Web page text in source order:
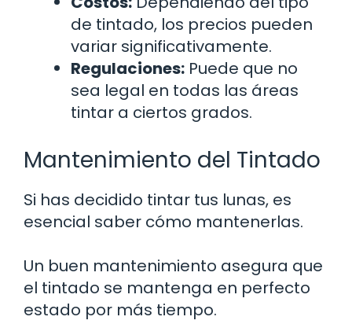
de tintado, los precios pueden
variar significativamente.
Regulaciones: Puede que no
sea legal en todas las áreas
tintar a ciertos grados.
Mantenimiento del Tintado
Si has decidido tintar tus lunas, es
esencial saber cómo mantenerlas.
Un buen mantenimiento asegura que
el tintado se mantenga en perfecto
estado por más tiempo.